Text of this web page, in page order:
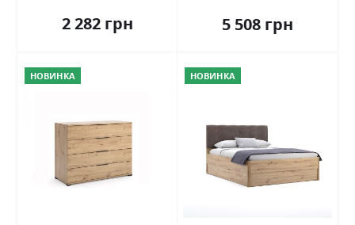
2 282 грн 5 508 грн
НОВИНКА НОВИНКА